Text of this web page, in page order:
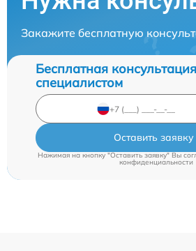
Закажите бесплатную
Бесплатная
специалистом
Оставить заявку
Нажимая на кнопку "Оставить заявку" Вы
конфиденциальности